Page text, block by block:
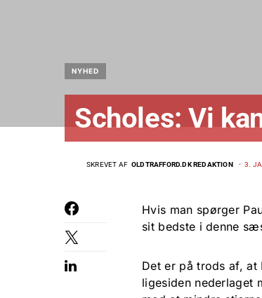
NYHED
Scholes: Vi
SKREVET AF OLDTRAFFORD.DK REDAKTION 3.
Hvis man spørger
sit bedste i denne
Det er på trods af, at
ligesiden nederlaget